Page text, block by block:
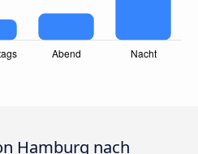
Hamburg nach